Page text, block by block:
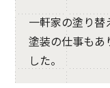
一軒家の塗り替
塗装の仕事もあ
した。